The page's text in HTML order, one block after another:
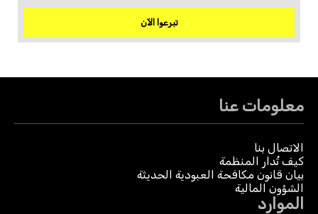
تبرعوا الآن
معلومات عنا
الاتصال بنا
كيف تُدار المنظمة
بيان قانون مكافحة العبودية الحديثة
الشؤون المالية
الموارد